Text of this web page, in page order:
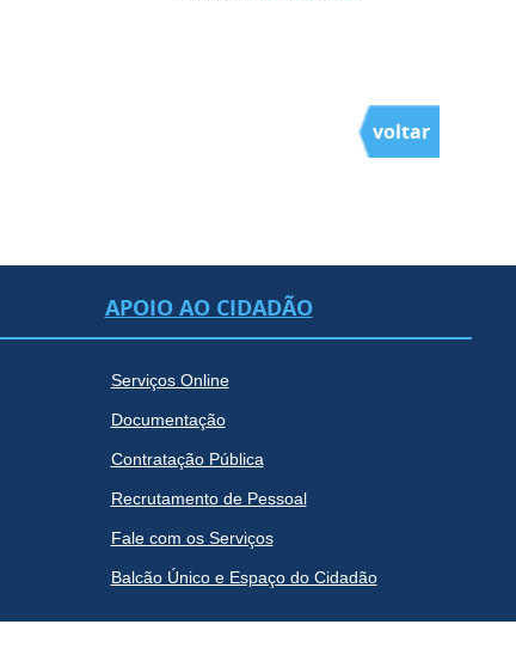
voltar
APOIO AO CIDADÃO
Serviços Online
Documentação
Contratação Pública
Recrutamento de Pessoal
Fale com os Serviços
Balcão Único e Espaço do Cidadão